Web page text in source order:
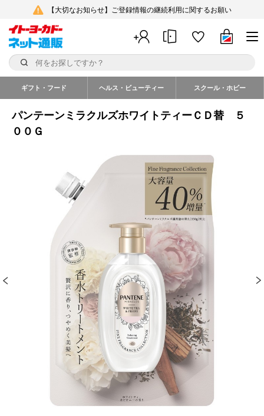
【大切なお知らせ】ご登録情報の継続利用に関するお願い
ギフト・フード ヘルス・ビューティー スクール・ホビー
パンテーンミラクルズホワイトティーＣＤ替 ５
００Ｇ